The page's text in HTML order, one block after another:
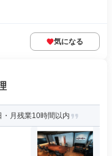
気になる
月残業10時間以内